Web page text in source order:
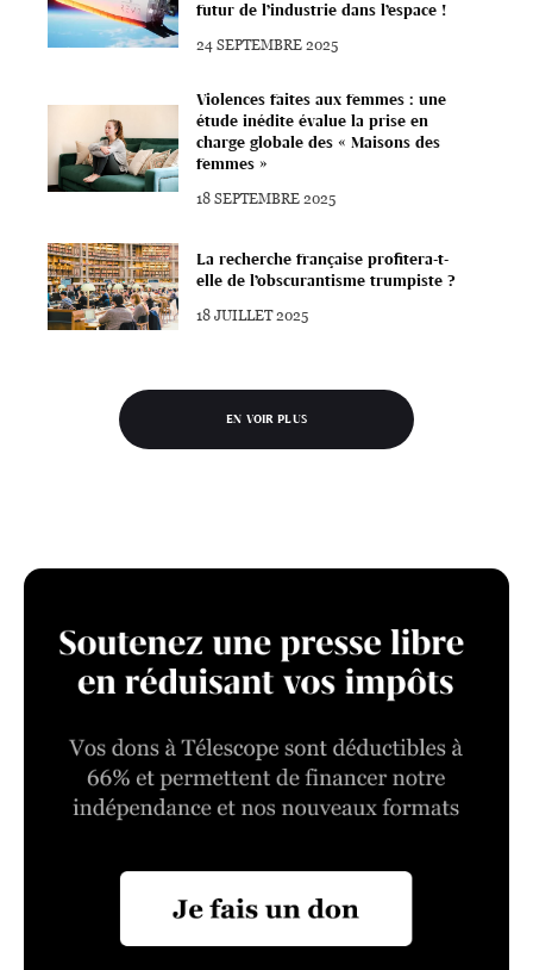
futur de l’industrie dans l’espace !
24 SEPTEMBRE 2025
Violences faites aux femmes : une
étude inédite évalue la prise en
charge globale des « Maisons des
femmes »
18 SEPTEMBRE 2025
La recherche française profitera-t-
elle de l’obscurantisme trumpiste ?
18 JUILLET 2025
EN VOIR PLUS